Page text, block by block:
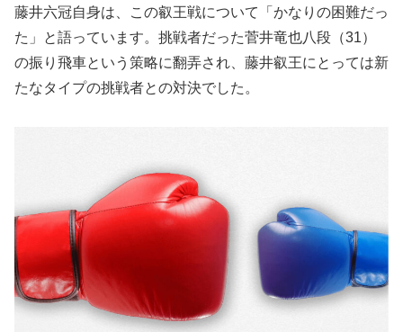
藤井六冠自身は、この叡王戦について「かなりの困難だっ
た」と語っています。挑戦者だった菅井竜也八段（31）
の振り飛車という策略に翻弄され、藤井叡王にとっては新
たなタイプの挑戦者との対決でした。